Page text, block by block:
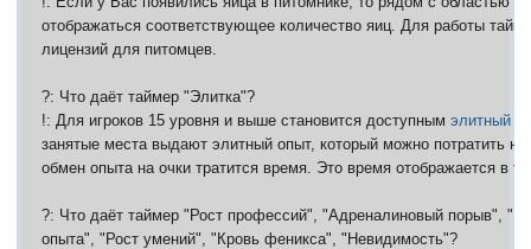
отображаться соответствующее количество яиц. Для работы
лицензий для питомцев.
?: Что даёт таймер "Элитка"?
!: Для игроков 15 уровня и выше становится доступнымэлитный
занятые места выдают элитный опыт, который можно потратить на
обмен опыта на очки тратится время. Это время отображается в
?: Что даёт таймер "Рост профессий", "Адреналиновый порыв",
опыта", "Рост умений", "Кровь феникса", "Невидимость"?